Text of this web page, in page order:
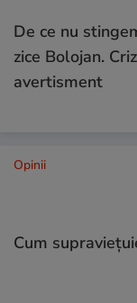
De ce nu
zice Bolojan.
avertisment
Opinii
Cum